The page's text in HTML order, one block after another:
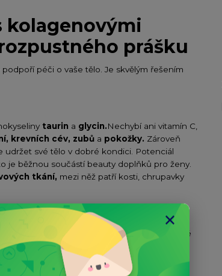
kolagenovými
prášku
péči o vaše tělo. Je skvělým řešením
taurin a glycin.Nechybí ani vitamín C,
krevních cév, zubů a pokožky. Zároveň
udržet své tělo v dobré kondici. Potenciál
je běžnou součástí beauty doplňků pro ženy.
tkání, mezi něž patří kosti, chrupavky
spokojeně hýbat.
Své místo si však najde také
jej totiž smíchat s vodou a vypít kdykoli během